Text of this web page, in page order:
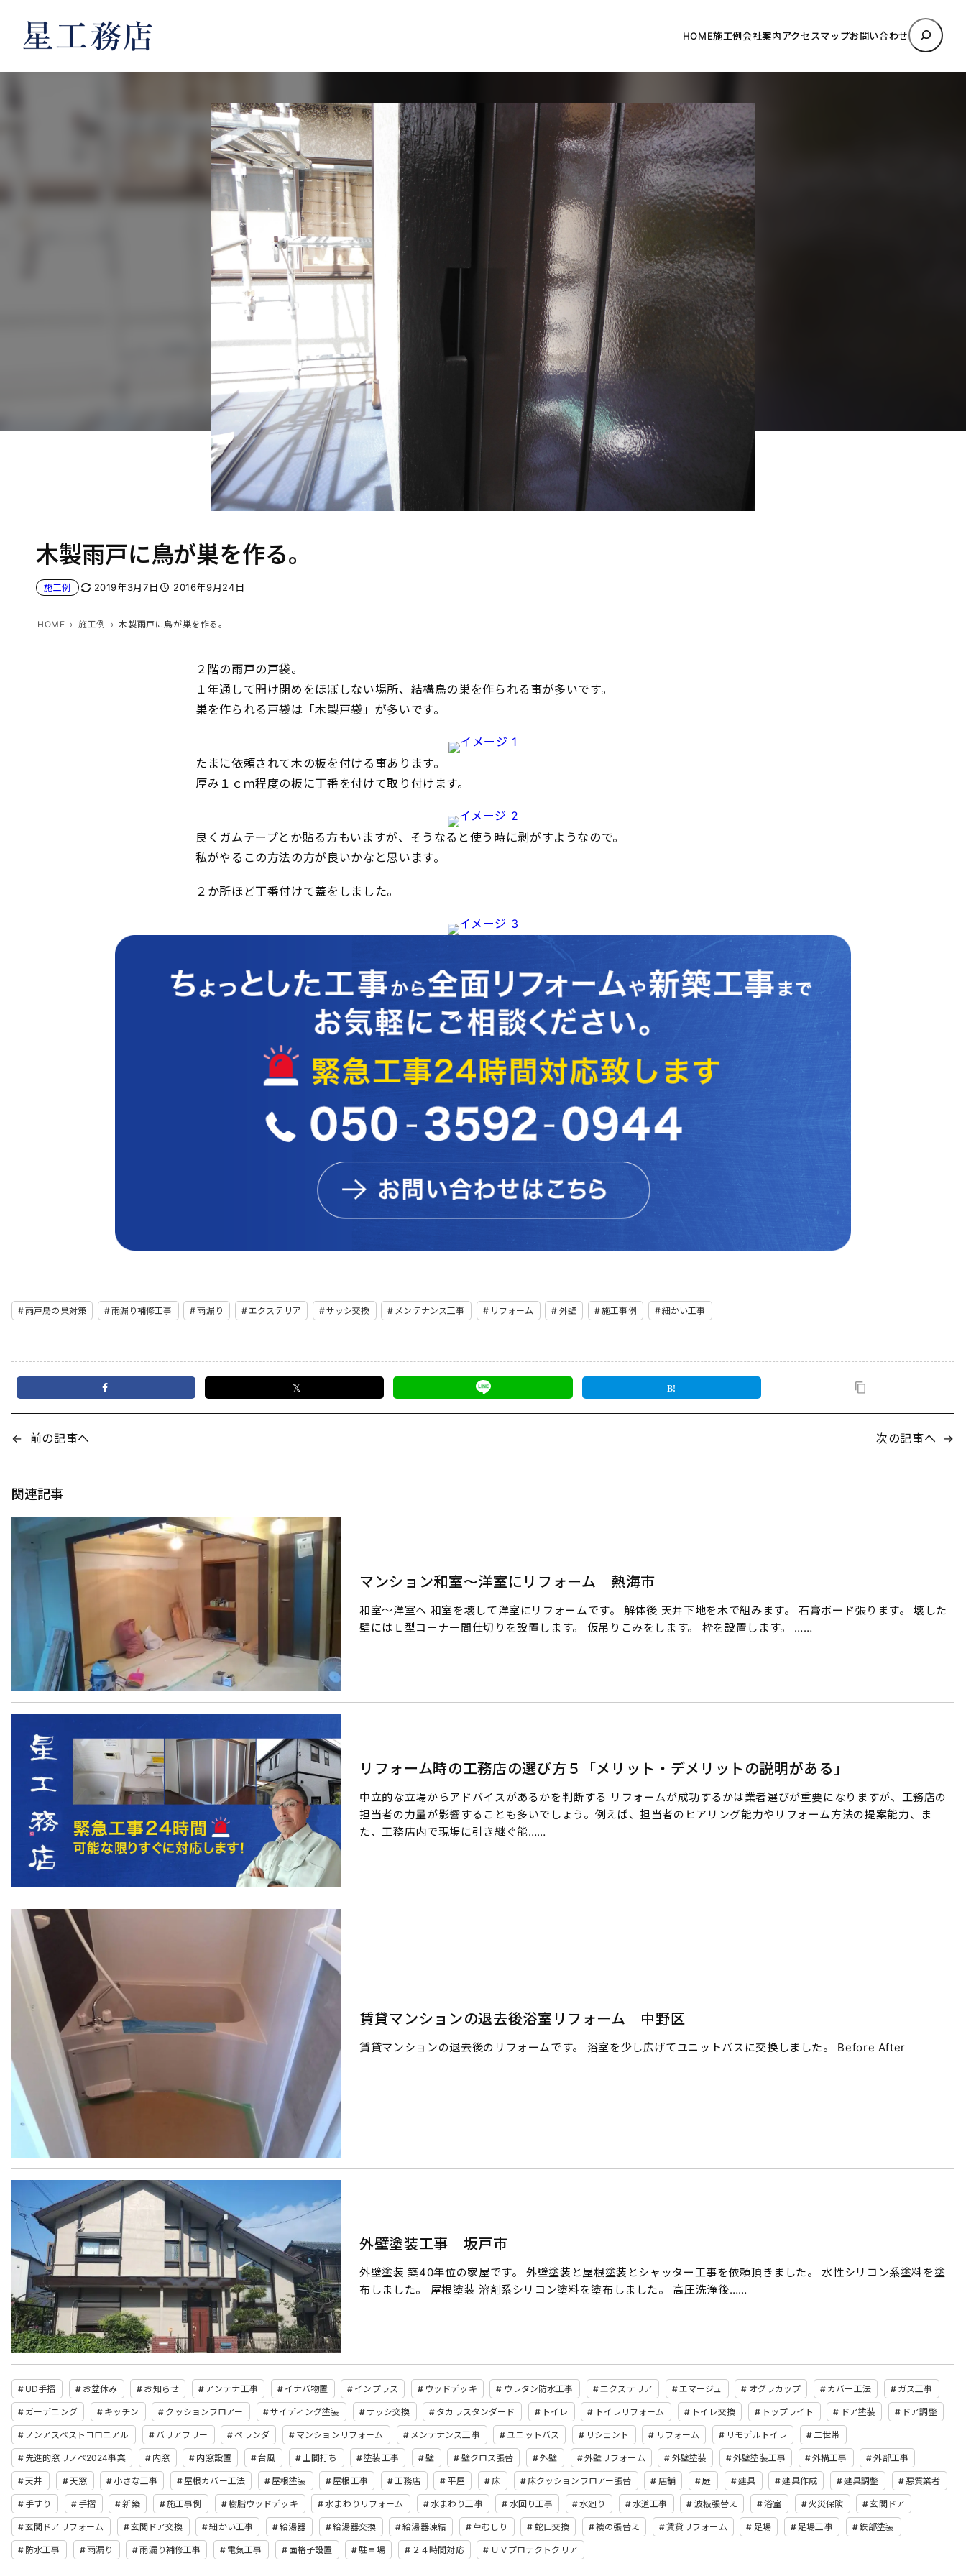
ス
HOME施工例会社案内アクセスマップお問い合わせ
検
索
木製雨戸に鳥が巣を作る。
施工例 2019年3月7日 2016年9月24日
HOME 施工例 木製雨戸に鳥が巣を作る。
２階の雨戸の戸袋。
１年通して開け閉めをほぼしない場所、結構鳥の巣を作られる事が多いです。
巣を作られる戸袋は「木製戸袋」が多いです。
たまに依頼されて木の板を付ける事あります。
厚み１ｃｍ程度の板に丁番を付けて取り付けます。
良くガムテープとか貼る方もいますが、そうなると使う時に剥がすようなので。
私がやるこの方法の方が良いかなと思います。
２か所ほど丁番付けて蓋をしました。
雨戸鳥の巣対策 雨漏り補修工事 雨漏り エクステリア サッシ交換 メンテナンス工事 リフォーム 外壁 施工事例 細かい工事
𝕏
← 前の記事へ 次の記事へ →
関連記事
マンション和室～洋室にリフォーム 熱海市
和室～洋室へ 和室を壊して洋室にリフォームです。 解体後 天井下地を木で組みます。 石膏ボード張ります。 壊した
壁にはＬ型コーナー間仕切りを設置します。 仮吊りこみをします。 枠を設置します。 ……
リフォーム時の工務店の選び方５「メリット・デメリットの説明がある」
中立的な立場からアドバイスがあるかを判断する リフォームが成功するかは業者選びが重要になりますが、工務店の
担当者の力量が影響することも多いでしょう。例えば、担当者のヒアリング能力やリフォーム方法の提案能力、ま
た、工務店内で現場に引き継ぐ能……
賃貸マンションの退去後浴室リフォーム 中野区
賃貸マンションの退去後のリフォームです。 浴室を少し広げてユニットバスに交換しました。 Before After
外壁塗装工事 坂戸市
外壁塗装 築40年位の家屋です。 外壁塗装と屋根塗装とシャッター工事を依頼頂きました。 水性シリコン系塗料を塗
布しました。 屋根塗装 溶剤系シリコン塗料を塗布しました。 高圧洗浄後……
UD手摺 お盆休み お知らせ アンテナ工事 イナバ物置 インプラス ウッドデッキ ウレタン防水工事 エクステリア エマージュ オグラカップ カバー工法 ガス工事
ガーデニング キッチン クッションフロアー サイディング塗装 サッシ交換 タカラスタンダード トイレ トイレリフォーム トイレ交換 トップライト ドア塗装 ドア調整
ノンアスベストコロニアル バリアフリー ベランダ マンションリフォーム メンテナンス工事 ユニットバス リシェント リフォーム リモデルトイレ 二世帯
先進的窓リノベ2024事業 内窓 内窓設置 台風 土間打ち 塗装工事 壁 壁クロス張替 外壁 外壁リフォーム 外壁塗装 外壁塗装工事 外構工事 外部工事
天井 天窓 小さな工事 屋根カバー工法 屋根塗装 屋根工事 工務店 平屋 床 床クッションフロアー張替 店舗 庭 建具 建具作成 建具調整 悪質業者
手すり 手摺 新築 施工事例 樹脂ウッドデッキ 水まわりリフォーム 水まわり工事 水回り工事 水廻り 水道工事 波板張替え 浴室 火災保険 玄関ドア
玄関ドアリフォーム 玄関ドア交換 細かい工事 給湯器 給湯器交換 給湯器凍結 草むしり 蛇口交換 襖の張替え 賃貸リフォーム 足場 足場工事 鉄部塗装
防水工事 雨漏り 雨漏り補修工事 電気工事 面格子設置 駐車場 ２４時間対応 ＵＶプロテクトクリア